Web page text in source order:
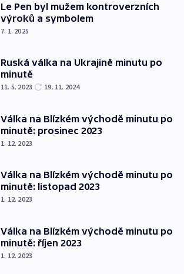
Le Pen byl mužem kontroverzních
výroků a symbolem
7. 1. 2025
Ruská válka na Ukrajině minutu po
minutě
11. 5. 2023 19. 11. 2024
Válka na Blízkém východě minutu po
minutě: prosinec 2023
1. 12. 2023
Válka na Blízkém východě minutu po
minutě: listopad 2023
1. 12. 2023
Válka na Blízkém východě minutu po
minutě: říjen 2023
1. 12. 2023